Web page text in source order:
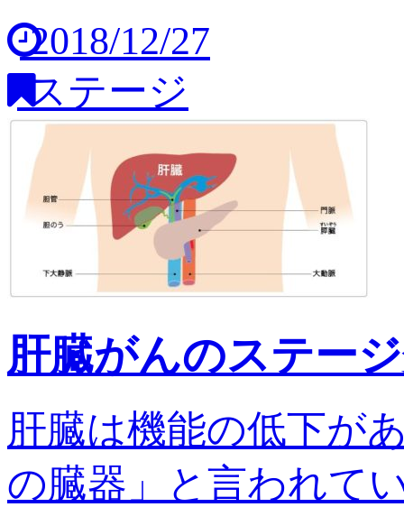
2018/12/27
ステージ
肝臓がんのステー
肝臓は機能の低下が
の臓器」と言われて